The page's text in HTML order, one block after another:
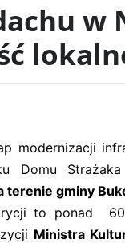
w
modernizacji
Domu
gminy
to ponad
Ministra